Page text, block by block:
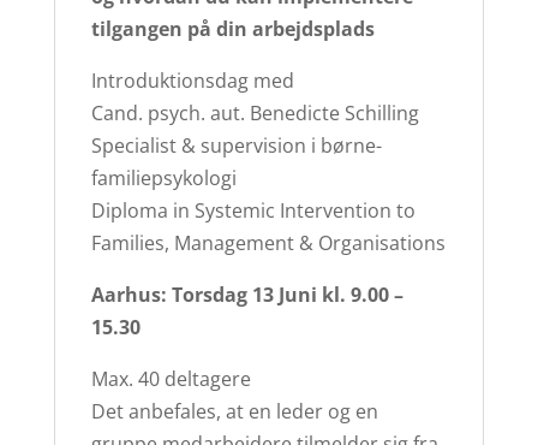
tilgangen på din arbejdsplads
Introduktionsdag med
Cand. psych. aut. Benedicte Schilling
Specialist & supervision i børne-
familiepsykologi
Diploma in Systemic Intervention to
Families, Management & Organisations
Aarhus: Torsdag 13 Juni kl. 9.00–
15.30
Max. 40 deltagere
Det anbefales, at en leder og en